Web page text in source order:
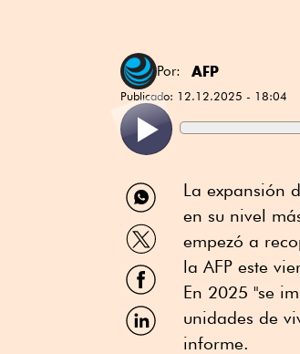
Por: AFP
Publicado: 12.12.2025 - 18:04
Compartir
por
WhatsApp
Compartir
por
Twitter
Compartir
por
Facebook
Compartir
por
La expansión
en su nivel
empezó a
la AFP este
En 2025 "se
unidades de
informe.